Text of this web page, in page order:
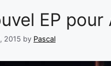
EP pour
2015 by Pascal